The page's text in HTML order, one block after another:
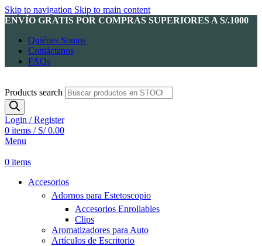
Skip to navigation Skip to main content
ENVÍO GRATIS POR COMPRAS SUPERIORES A S/.1000
Quiénes Somos
Contáctanos
FAQs
Products search
Login / Register
0 items / S/0.00
Menu
0 items
Accesorios
Adornos para Estetoscopio
Accesorios Enrollables
Clips
Aromatizadores para Auto
Artículos de Escritorio